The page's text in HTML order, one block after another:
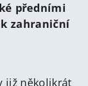
předními
zahraniční
již několikrát